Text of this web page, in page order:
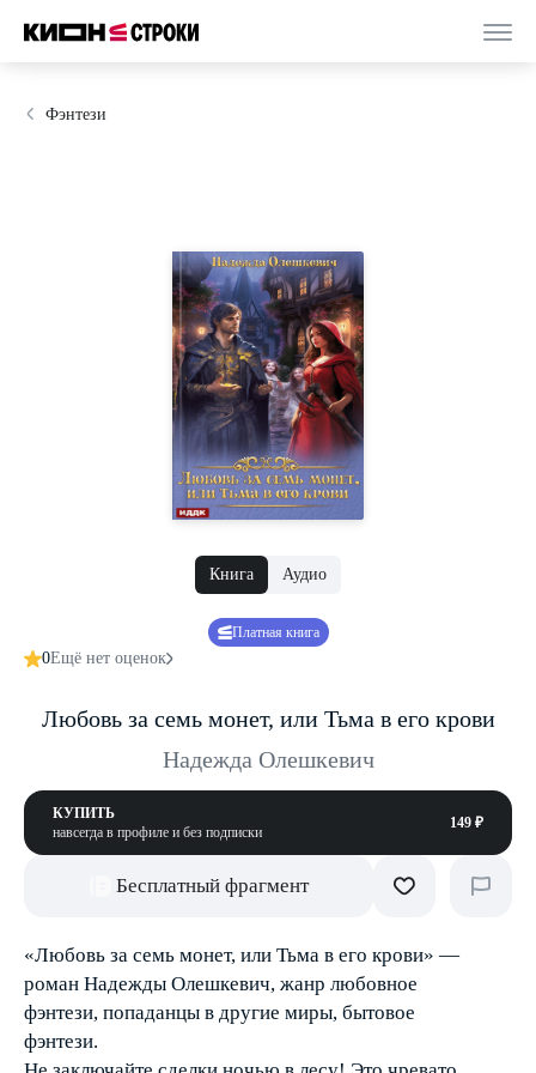
Фэнтези
Книга Аудио
Платная книга
0Ещё нет оценок
Любовь за семь монет, или Тьма в его крови
Надежда Олешкевич
КУПИТЬ
навсегда в профиле и без подписки
149 ₽
Бесплатный фрагмент
«Любовь за семь монет, или Тьма в его крови» —
роман Надежды Олешкевич, жанр любовное
фэнтези, попаданцы в другие миры, бытовое
фэнтези.